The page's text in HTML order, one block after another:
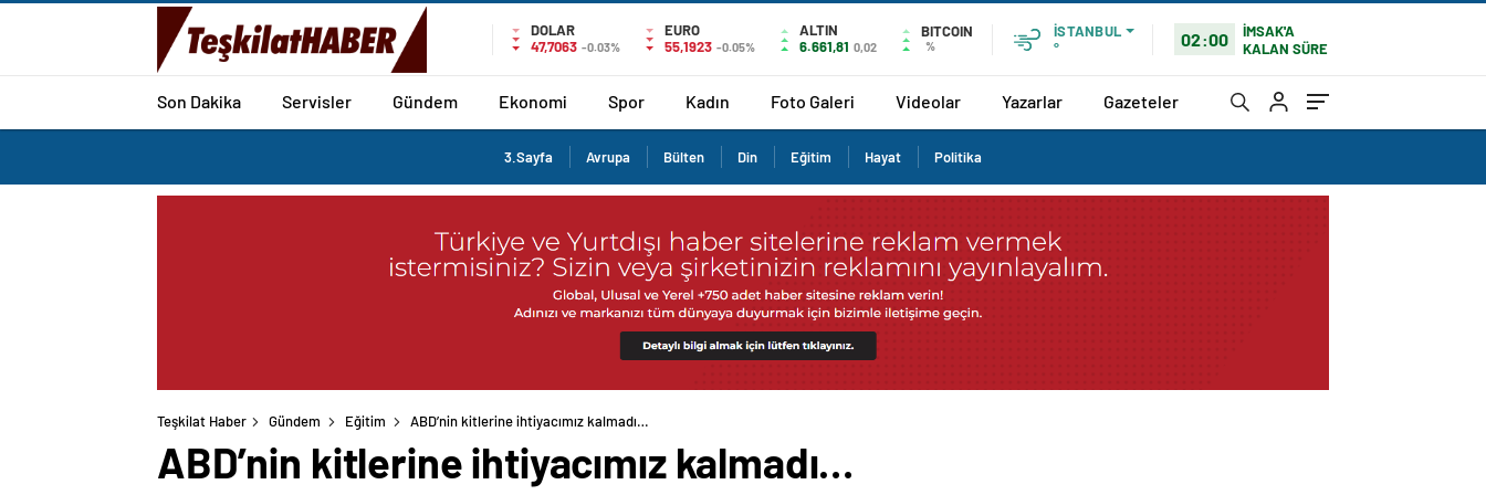
DOLAR
47,7063 -0.03%
EURO
55,1923 -0.05%
ALTIN
6.661,81 0,02
BITCOIN
%
İSTANBUL
°
02:00
İMSAK'A
KALAN SÜRE
Son Dakika Servisler Gündem Ekonomi Spor Kadın Foto Galeri Videolar Yazarlar Gazeteler
3.Sayfa Avrupa Bülten Din Eğitim Hayat Politika
Teşkilat Haber Gündem Eğitim ABD’nin kitlerine ihtiyacımız kalmadı…
ABD’nin kitlerine ihtiyacımız kalmadı…